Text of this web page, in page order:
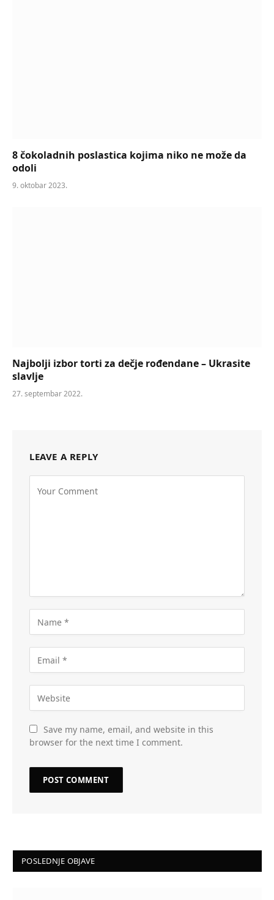
8 čokoladnih poslastica kojima niko ne može da
odoli
9. oktobar 2023.
Najbolji izbor torti za dečje rođendane – Ukrasite
slavlje
27. septembar 2022.
LEAVE A REPLY
Save my name, email, and website in this
browser for the next time I comment.
POSLEDNJE OBJAVE